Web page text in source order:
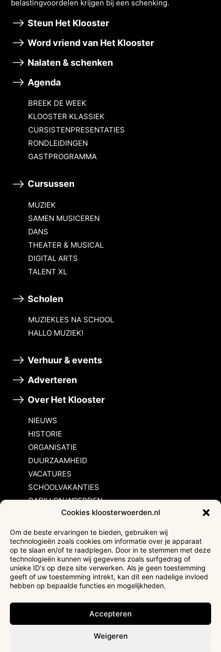
Cookies kloosterwoerden.nl
Om de beste ervaringen te bieden, gebruiken wij
technologieën zoals cookies om informatie over je apparaat
op te slaan en/of te raadplegen. Door in te stemmen met deze
technologieën kunnen wij gegevens zoals surfgedrag of
unieke ID's op deze site verwerken. Als je geen toestemming
geeft of uw toestemming intrekt, kan dit een nadelige invloed
hebben op bepaalde functies en mogelijkheden.
Accepteren
Weigeren
belastingvoordelen krĳgen bĳ een schenking.
Steun Het Klooster
Word vriend van Het Klooster
Nalaten & schenken
Agenda
BREEK DE WEEK
KLOOSTER KLASSIEK
CURSISTENPRESENTATIES
RONDLEIDINGEN
GASTPROGRAMMA
Cursussen
MUZIEK
SAMEN MUSICEREN
DANS
THEATER & MUSICAL
DIGITAL ARTS
TALENT XL
Scholen
MUZIEKLES NA SCHOOL
HALLO MUZIEK!
Verhuur & events
Adverteren
Over Het Klooster
NIEUWS
HISTORIE
ORGANISATIE
DUURZAAMHEID
VACATURES
SCHOOLVAKANTIES
CARILLON WOERDEN
Inschrijvingsvoorwaarden
Bezoekersvoorwaarden
Huurvoorwaarden
Privacyverklaring
Ticketverkoop